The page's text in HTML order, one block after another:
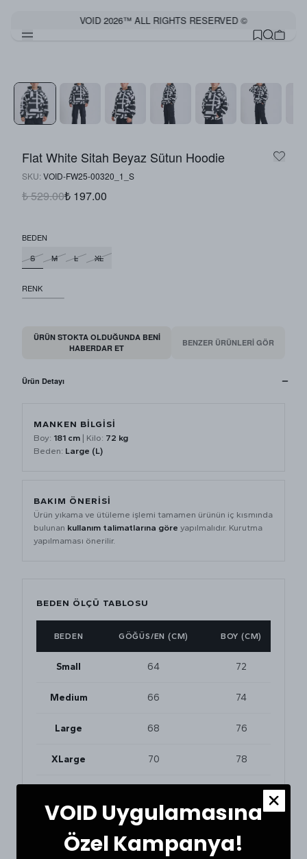
VOID 2026™ ALL RIGHTS RESERVED ©
Flat White Sitah Beyaz Sütun Hoodie
SKU: VOID-FW25-00320_1_S
₺ 529.00₺ 197.00
BEDEN
S
M L XL
RENK
ÜRÜN STOKTA OLDUĞUNDA BENI
HABERDAR ET
BENZER ÜRÜNLERİ GÖR
Ürün Detayı
MANKEN BİLGİSİ
Boy: 181 cm | Kilo: 72 kg
Beden: Large (L)
BAKIM ÖNERİSİ
Ürün yıkama ve ütüleme işlemi tamamen ürünün iç kısmında
bulunan kullanım talimatlarına göre yapılmalıdır. Kurutma
yapılmaması önerilir.
BEDEN ÖLÇÜ TABLOSU
BEDEN GÖĞÜS/EN (CM) BOY (CM)
Small 64 72
Medium 66 74
Large 68 76
XLarge 70 78
BEDEN VE UYUMLULUK
Tekstil ürünlerinde beden seçimi modellere göre
değişkenlik gösterebilir. En doğru seçim için
dolabınızdaki beğendiğiniz bir ürünün ölçülerini alıp
VOID Uygulamasına
Özel Kampanya!